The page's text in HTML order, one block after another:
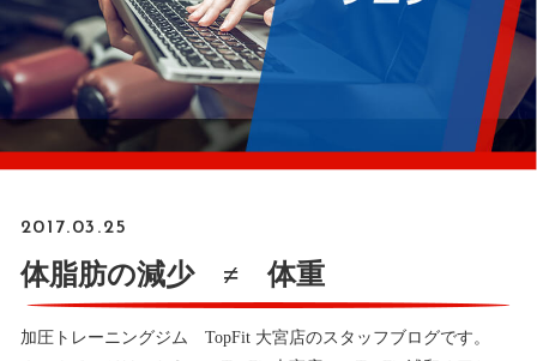
2017.03.25
体脂肪の減少 ≠ 体重
加圧トレーニングジム TopFit 大宮店のスタッフブログです。